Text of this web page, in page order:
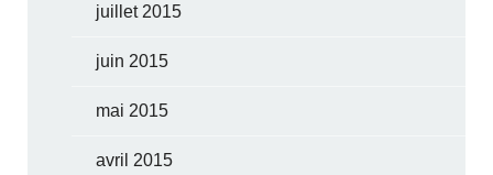
juillet 2015
juin 2015
mai 2015
avril 2015